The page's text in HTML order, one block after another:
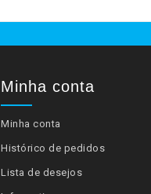
Minha conta
Minha conta
Histórico de pedidos
Lista de desejos